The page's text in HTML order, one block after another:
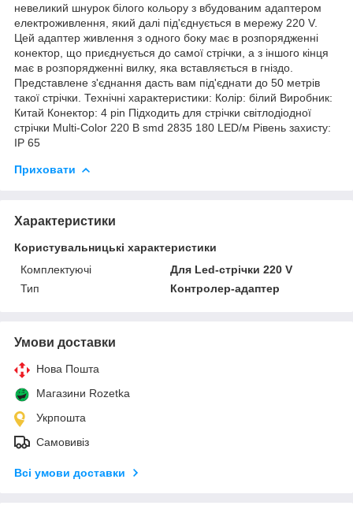
невеликий шнурок білого кольору з вбудованим адаптером
електроживлення, який далі під'єднується в мережу 220 V.
Цей адаптер живлення з одного боку має в розпорядженні
конектор, що приєднується до самої стрічки, а з іншого кінця
має в розпорядженні вилку, яка вставляється в гніздо.
Представлене з'єднання дасть вам під'єднати до 50 метрів
такої стрічки. Технічні характеристики: Колір: білий Виробник:
Китай Конектор: 4 pin Підходить для стрічки світлодіодної
стрічки Multi-Color 220 В smd 2835 180 LED/м Рівень захисту:
IP 65
Приховати
Характеристики
Користувальницькі характеристики
Комплектуючі
Для Led-стрічки 220 V
Тип
Контролер-адаптер
Умови доставки
Нова Пошта
Магазини Rozetka
Укрпошта
Самовивіз
Всі умови доставки